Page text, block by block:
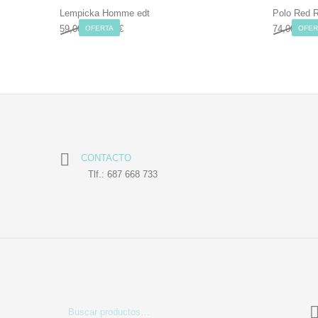
OFERTA
Lempicka Homme edt
59,00 € 41,90 €
Polo Red
74,00 €
CONTACTO
Tlf.: 687 668 733